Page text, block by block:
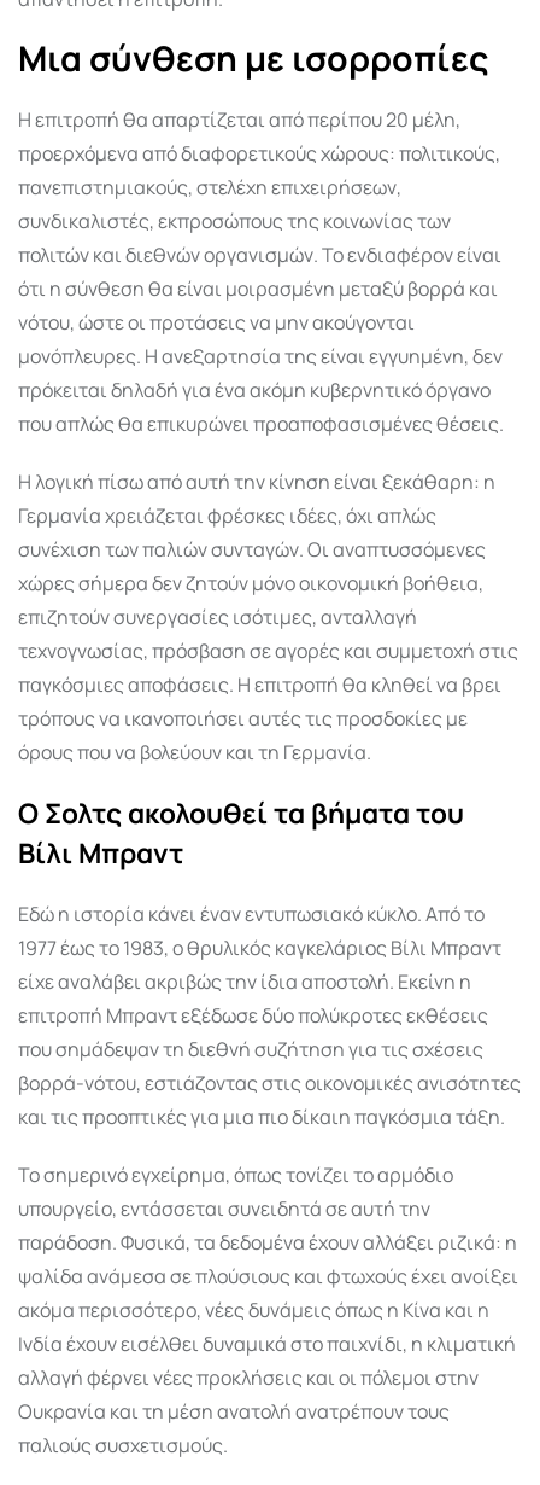
Μια σύνθεση με ισορροπίες
Η επιτροπή θα απαρτίζεται από περίπου 20 μέλη,
προερχόμενα από διαφορετικούς χώρους: πολιτικούς,
πανεπιστημιακούς, στελέχη επιχειρήσεων,
συνδικαλιστές, εκπροσώπους της κοινωνίας των
πολιτών και διεθνών οργανισμών. Το ενδιαφέρον είναι
ότι η σύνθεση θα είναι μοιρασμένη μεταξύ βορρά και
νότου, ώστε οι προτάσεις να μην ακούγονται
μονόπλευρες. Η ανεξαρτησία της είναι εγγυημένη, δεν
πρόκειται δηλαδή για ένα ακόμη κυβερνητικό όργανο
που απλώς θα επικυρώνει προαποφασισμένες θέσεις.
Η λογική πίσω από αυτή την κίνηση είναι ξεκάθαρη: η
Γερμανία χρειάζεται φρέσκες ιδέες, όχι απλώς
συνέχιση των παλιών συνταγών. Οι αναπτυσσόμενες
χώρες σήμερα δεν ζητούν μόνο οικονομική βοήθεια,
επιζητούν συνεργασίες ισότιμες, ανταλλαγή
τεχνογνωσίας, πρόσβαση σε αγορές και συμμετοχή στις
παγκόσμιες αποφάσεις. Η επιτροπή θα κληθεί να βρει
τρόπους να ικανοποιήσει αυτές τις προσδοκίες με
όρους που να βολεύουν και τη Γερμανία.
Ο Σολτς ακολουθεί τα βήματα του
Βίλι Μπραντ
Εδώ η ιστορία κάνει έναν εντυπωσιακό κύκλο. Από το
1977 έως το 1983, ο θρυλικός καγκελάριος Βίλι Μπραντ
είχε αναλάβει ακριβώς την ίδια αποστολή. Εκείνη η
επιτροπή Μπραντ εξέδωσε δύο πολύκροτες εκθέσεις
που σημάδεψαν τη διεθνή συζήτηση για τις σχέσεις
βορρά-νότου, εστιάζοντας στις οικονομικές ανισότητες
και τις προοπτικές για μια πιο δίκαιη παγκόσμια τάξη.
Το σημερινό εγχείρημα, όπως τονίζει το αρμόδιο
υπουργείο, εντάσσεται συνειδητά σε αυτή την
παράδοση. Φυσικά, τα δεδομένα έχουν αλλάξει ριζικά: η
ψαλίδα ανάμεσα σε πλούσιους και φτωχούς έχει ανοίξει
ακόμα περισσότερο, νέες δυνάμεις όπως η Κίνα και η
Ινδία έχουν εισέλθει δυναμικά στο παιχνίδι, η κλιματική
αλλαγή φέρνει νέες προκλήσεις και οι πόλεμοι στην
Ουκρανία και τη μέση ανατολή ανατρέπουν τους
παλιούς συσχετισμούς.